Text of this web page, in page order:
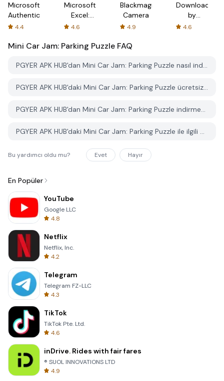
Microsoft
Authenticator
4.4
Microsoft
Excel:
Spreadsheets
4.6
Blackmagic
Camera
4.9
Downloader
by
AFTVnews
4.6
Mini Car Jam: Parking Puzzle FAQ
PGYER APK HUB'dan Mini Car Jam: Parking Puzzle nasıl indirilir?
PGYER APK HUB'daki Mini Car Jam: Parking Puzzle ücretsiz mi indirilebilir?
PGYER APK HUB'dan Mini Car Jam: Parking Puzzle indirmek için bir hesaba ihtiyacım var mı?
PGYER APK HUB'daki Mini Car Jam: Parking Puzzle ile ilgili bir sorunu nasıl bildirebilirim?
Bu yardımcı oldu mu? Evet Hayır
En Popüler
YouTube
Google LLC
4.8
Netflix
Netflix, Inc.
4.2
Telegram
Telegram FZ-LLC
4.3
TikTok
TikTok Pte. Ltd.
4.6
inDrive. Rides with fair fares
® SUOL INNOVATIONS LTD
4.9